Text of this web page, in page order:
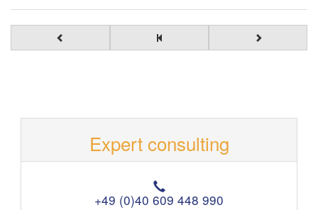
Expert consulting
T
e
+49 (0)40 609 448 990